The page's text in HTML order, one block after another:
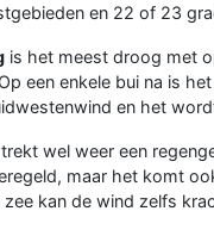
en 22 of 23
is het meest droog met
een enkele bui na is
en het
trekt wel weer een
maar het komt
zee kan de wind zelfs